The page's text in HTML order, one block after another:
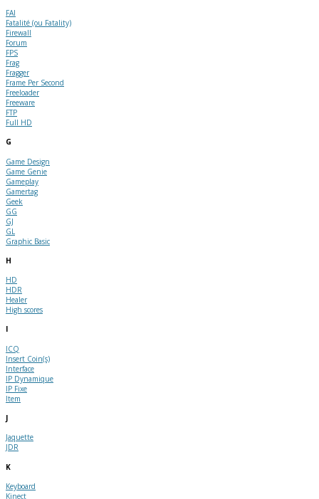
FAI
Fatalité (ou Fatality)
Firewall
Forum
FPS
Frag
Fragger
Frame Per Second
Freeloader
Freeware
FTP
Full HD
G
Game Design
Game Genie
Gameplay
Gamertag
Geek
GG
GJ
GL
Graphic Basic
H
HD
HDR
Healer
High scores
I
ICQ
Insert Coin(s)
Interface
IP Dynamique
IP Fixe
Item
J
Jaquette
JDR
K
Keyboard
Kinect